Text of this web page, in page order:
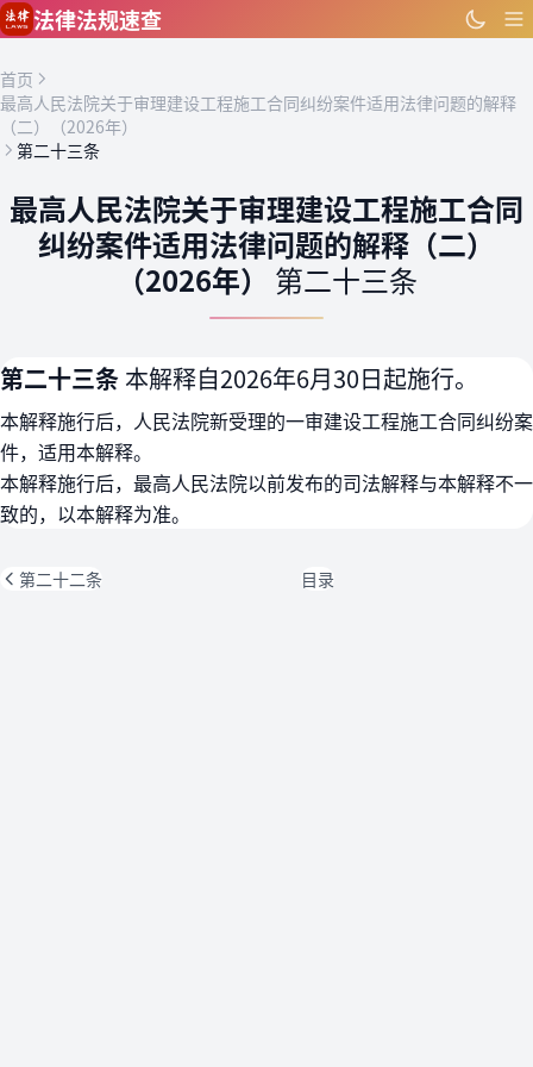
跳到主要内容
法律法规速查
首页
最高人民法院关于审理建设工程施工合同纠纷案件适用法律问题的解释
（二）（2026年）
第二十三条
最高人民法院关于审理建设工程施工合同
纠纷案件适用法律问题的解释（二）
（2026年） 第二十三条
第二十三条 本解释自2026年6月30日起施行。
本解释施行后，人民法院新受理的一审建设工程施工合同纠纷案
件，适用本解释。
本解释施行后，最高人民法院以前发布的司法解释与本解释不一
致的，以本解释为准。
第二十二条 目录